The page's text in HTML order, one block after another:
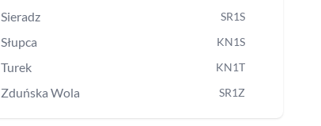
Sieradz SR1S
Słupca KN1S
Turek KN1T
Zduńska Wola SR1Z